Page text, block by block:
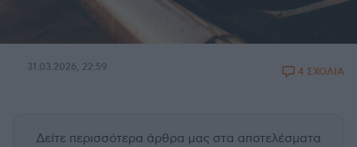
31.03.2026, 22:59 4 ΣΧΟΛΙΑ
Δείτε περισσότερα άρθρα μας στα αποτελέσματα